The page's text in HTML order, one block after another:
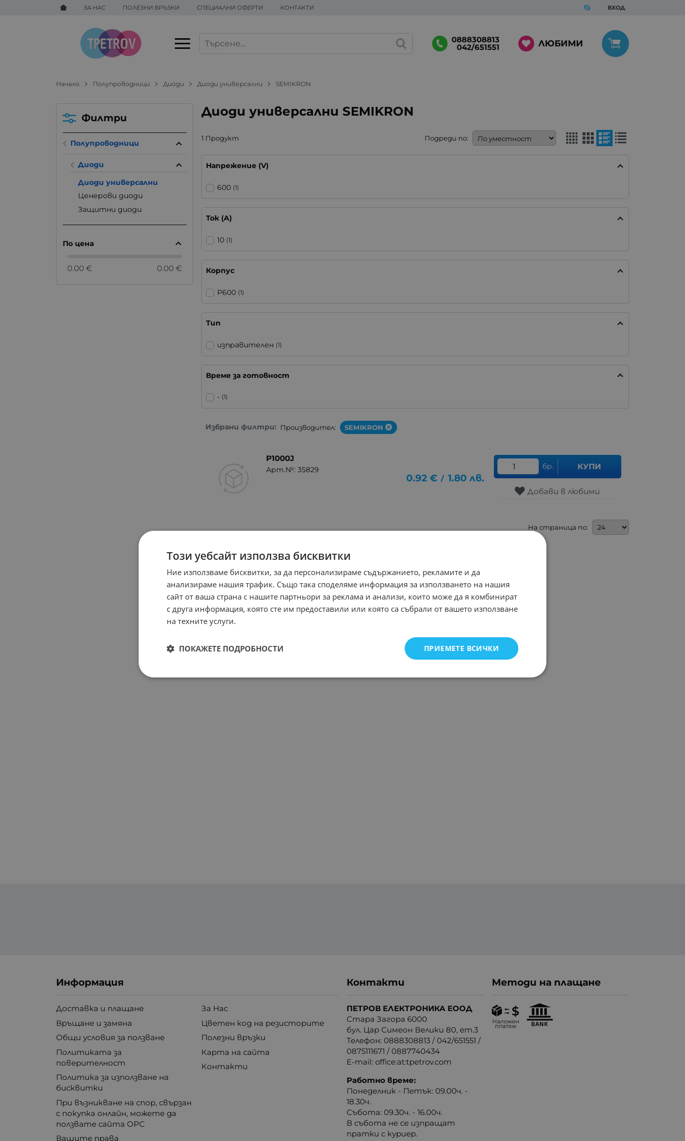
ЗА НАС ПОЛЕЗНИ ВРЪЗКИ СПЕЦИАЛНИ ОФЕРТИ КОНТАКТИ ВХОД
0888308813
042/651551 ЛЮБИМИ
Начало Полупроводници Диоди Диоди универсални SEMIKRON
Диоди универсални SEMIKRON
1 Продукт Подреди по:
Напрежение (V)
600 (1)
Ток (A)
10 (1)
Корпус
P600 (1)
Тип
изправителен (1)
Време за готовност
- (1)
Избрани филтри: Производител: SEMIKRON
P1000J
Арт.№: 35829
0.92 € / 1.80 лв.
бр. КУПИ
Добави в любими
На страница по:
Филтри
Полупроводници
Диоди
Диоди универсални
Ценерови диоди
Защитни диоди
По цена
0.00 € 0.00 €
Информация
Доставка и плащане
Връщане и замяна
Общи условия за ползване
Политиката за
поверителност
Политика за използване на
бисквитки
При възникване на спор, свързан
с покупка онлайн, можете да
ползвате сайта ОРС
Вашите права
За Нас
Цветен код на резисторите
Полезни връзки
Карта на сайта
Контакти
Контакти
ПЕТРОВ ЕЛЕКТРОНИКА ЕООД
Стара Загора 6000
бул. Цар Симеон Велики 80, ет.3
Телефон:0888308813 /042/651551 /
0875111671 /0887740434
E-mail:office:at:tpetrov.com
Работно време:
Понеделник - Петък: 09.00ч. -
18.30ч.
Събота: 09.30ч. - 16.00ч.
В събота не се изпращат
пратки с куриер.
Методи на плащане
Този уебсайт използва бисквитки
Ние използваме бисквитки, за да персонализираме съдържанието, рекламите и да
анализираме нашия трафик. Също така споделяме информация за използването на нашия
сайт от ваша страна с нашите партньори за реклама и анализи, които може да я комбинират
с друга информация, която сте им предоставили или която са събрали от вашето използване
на техните услуги.
ПРИЕМЕТЕ ВСИЧКИ
ПОКАЖЕТЕ ПОДРОБНОСТИ